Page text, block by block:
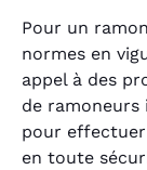
Pour un
normes en
appel à des
de ramoneurs
pour
en toute